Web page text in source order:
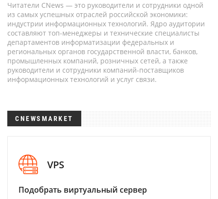
Читатели CNews — это руководители и сотрудники одной
из самых успешных отраслей российской экономики:
индустрии информационных технологий. Ядро аудитории
составляют топ-менеджеры и технические специалисты
департаментов информатизации федеральных и
региональных органов государственной власти, банков,
промышленных компаний, розничных сетей, а также
руководители и сотрудники компаний-поставщиков
информационных технологий и услуг связи.
CNEWSMARKET
VPS
Подобрать виртуальный сервер